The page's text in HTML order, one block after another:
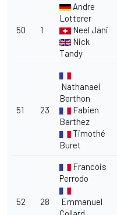
50 1
Andre
Lotterer
Neel Jani
Nick
Tandy
51 23
Nathanael
Berthon
Fabien
Barthez
Timothé
Buret
52 28
Francois
Perrodo
Emmanuel